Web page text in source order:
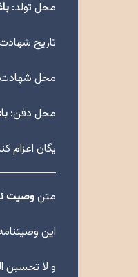
محل تولد:
تاریخ
محل
محل دفن:
یگان اعزام
متنوصیت
این
و لا تحسبن